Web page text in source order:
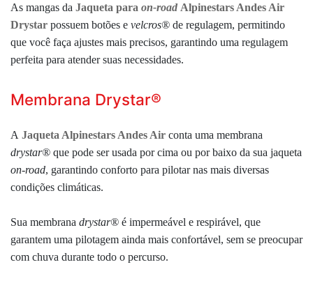
As mangas da Jaqueta para on-road Alpinestars Andes Air
Drystar possuem botões e velcros® de regulagem, permitindo
que você faça ajustes mais precisos, garantindo uma regulagem
perfeita para atender suas necessidades.
Membrana Drystar®
A Jaqueta Alpinestars Andes Air conta uma membrana
drystar® que pode ser usada por cima ou por baixo da sua jaqueta
on-road, garantindo conforto para pilotar nas mais diversas
condições climáticas.
Sua membrana drystar® é impermeável e respirável, que
garantem uma pilotagem ainda mais confortável, sem se preocupar
com chuva durante todo o percurso.